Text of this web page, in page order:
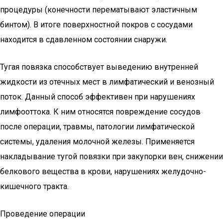
процедуры (конечности перематывают эластичным
бинтом). В итоге поверхностной покров с сосудами
находится в сдавленном состоянии снаружи.
Тугая повязка способствует выведению внутренней
жидкости из отечных мест в лимфатический и венозный
поток. Данный способ эффективен при нарушениях
лимфооттока. К ним относятся повреждение сосудов
после операции, травмы, патологии лимфатической
системы, удаления молочной железы. Применяется
накладывание тугой повязки при закупорки вен, снижении
белкового вещества в крови, нарушениях желудочно-
кишечного тракта.
Проведение операции